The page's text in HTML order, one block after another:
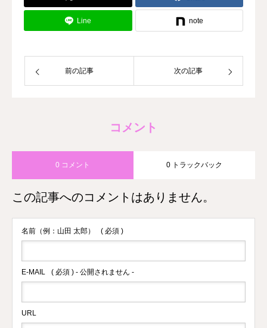
Line note
前の記事 次の記事
コメント
0 コメント 0 トラックバック
この記事へのコメントはありません。
名前（例：山田 太郎） ( 必須 )
E-MAIL ( 必須 ) - 公開されません -
URL